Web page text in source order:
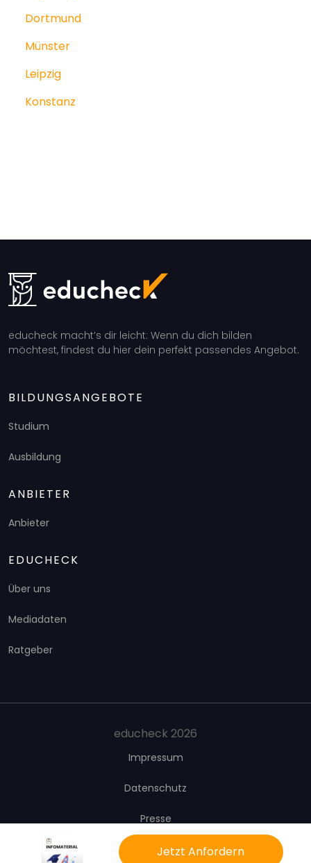
Dortmund
Münster
Leipzig
Konstanz
Jetzt Anfordern
educheck macht’s dir leicht: Wenn du dich bilden
möchtest, findest du hier dein perfekt passendes Angebot.
BILDUNGSANGEBOTE
Studium
Ausbildung
ANBIETER
Anbieter
EDUCHECK
Über uns
Mediadaten
Ratgeber
educheck 2026
Impressum
Datenschutz
Presse
Kontakt